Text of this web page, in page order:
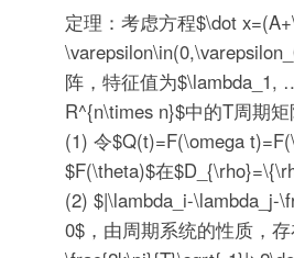
定理：考虑方程$\dot
阵，特征值为$\lambda_1,
R^{n\times n}$中的T周期
(1) 令$Q(t)=F(\omega
$F(\theta)$在
(2) $|\lambda_i-\lambda_j-
0$，由周期系统的性质，